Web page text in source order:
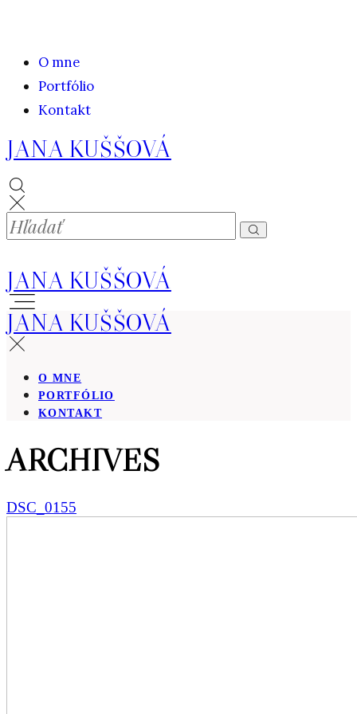
O mne
Portfólio
Kontakt
JANA KUŠŠOVÁ
JANA KUŠŠOVÁ
JANA KUŠŠOVÁ
O MNE
PORTFÓLIO
KONTAKT
ARCHIVES
DSC_0155